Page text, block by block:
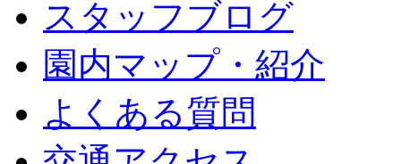
スタッフブログ
園内マップ・紹介
よくある質問